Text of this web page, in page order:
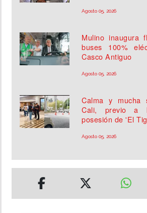
Agosto 05, 2026
Mulino inaugura
buses 100%
Casco Antiguo
Agosto 05, 2026
Calma y mucha
Cali, previo a
posesión de 'El
Agosto 05, 2026